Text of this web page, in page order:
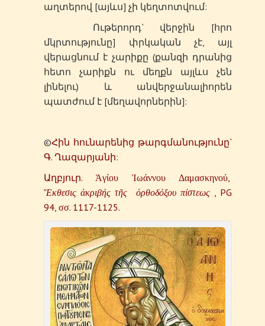
աղտերով [այևս] չի կեղտոտվում:
Ութերորդ` վերջին [հրո
մկրտությունը] փրկական չէ, այլ
վերացնում է չարիքը (քանզի դրանից
հետո չարիքն ու մեղքն այլևս չեն
լինելու) և անվերջանալիորեն
պատժում է [մեղավորներին]:
©Հին հունարենից թարգմանությունը`
Գ. Ղազարյանի:
Աղբյուր. Ἁγίου Ἰωάννου Δαμασκηνού,
Ἔκθεσις ἀκριβής τῆς ὀρθοδόξου πίστεως , PG
94, σσ. 1117-1125.